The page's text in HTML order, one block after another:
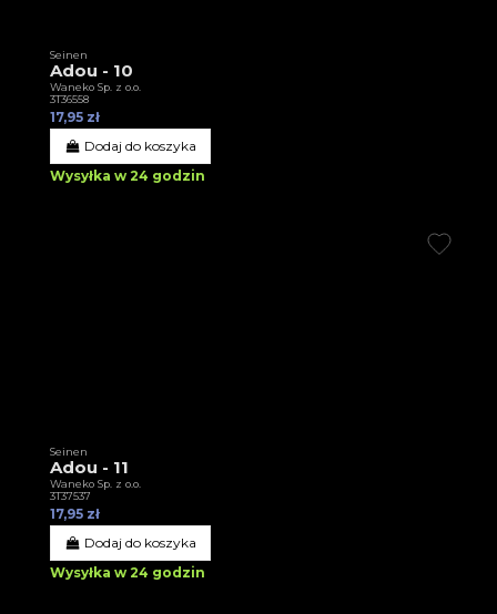
Seinen
Adou - 10
Waneko Sp. z o.o.
3T36558
17,95 zł
Dodaj do koszyka
Wysyłka w 24 godzin
Seinen
Adou - 11
Waneko Sp. z o.o.
3T37537
17,95 zł
Dodaj do koszyka
Wysyłka w 24 godzin